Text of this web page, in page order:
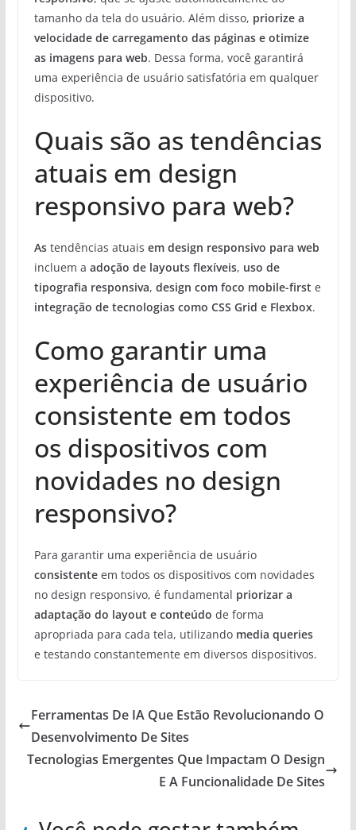
tamanho da tela do usuário. Além disso, priorize a
velocidade de carregamento das páginas e otimize
as imagens para web. Dessa forma, você garantirá
uma experiência de usuário satisfatória em qualquer
dispositivo.
Quais são as tendências
atuais em design
responsivo para web?
Astendências atuais em design responsivo para web
incluem a adoção de layouts flexíveis, uso de
tipografia responsiva, design com foco mobile-first e
integração de tecnologias como CSS Grid e Flexbox.
Como garantir uma
experiência de usuário
consistente em todos
os dispositivos com
novidades no design
responsivo?
Para garantir uma experiência de usuário
consistenteem todos os dispositivos com novidades
no design responsivo, é fundamental priorizar a
adaptação do layout e conteúdo de forma
apropriada para cada tela, utilizando media queries
e testando constantemente em diversos dispositivos.
Ferramentas De IA Que Estão Revolucionando O
Desenvolvimento De Sites
Tecnologias Emergentes Que Impactam O Design
E A Funcionalidade De Sites